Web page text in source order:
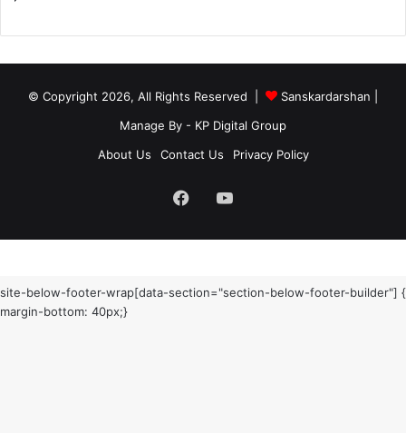
© Copyright 2026, All Rights Reserved | Sanskardarshan
Manage By - KP Digital Group
About Us
Contact Us Privacy Policy
FacebookYouTube
site-below-footer-wrap[data-section="section-below-footer-builder"] {
margin-bottom: 40px;}